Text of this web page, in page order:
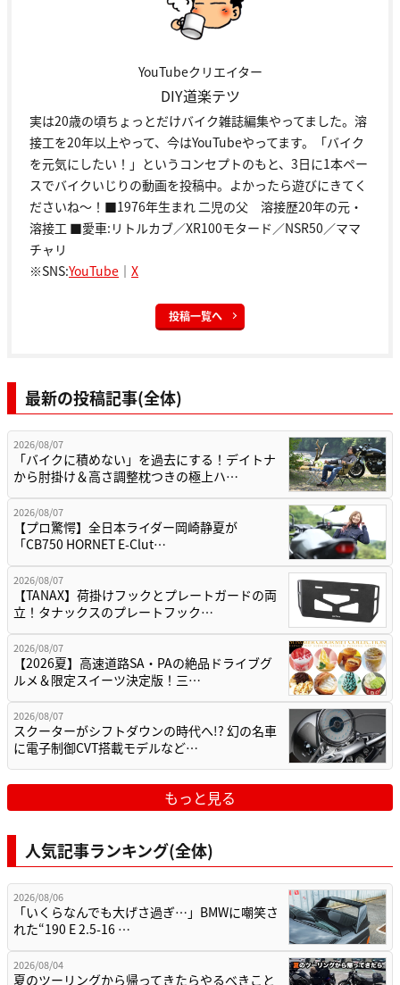
YouTubeクリエイター
DIY道楽テツ
実は20歳の頃ちょっとだけバイク雑誌編集やってました。溶
接工を20年以上やって、今はYouTubeやってます。「バイク
を元気にしたい！」というコンセプトのもと、3日に1本ペー
スでバイクいじりの動画を投稿中。よかったら遊びにきてく
ださいね～！■1976年生まれ 二児の父 溶接歴20年の元・
溶接工 ■愛車:リトルカブ／XR100モタード／NSR50／ママ
チャリ
※SNS:YouTube ｜ X
投稿一覧へ
最新の投稿記事(全体)
2026/08/07
「バイクに積めない」を過去にする！デイトナ
から肘掛け＆高さ調整枕つきの極上ハ…
2026/08/07
【プロ驚愕】全日本ライダー岡崎静夏が
「CB750 HORNET E-Clut…
2026/08/07
【TANAX】荷掛けフックとプレートガードの両
立！タナックスのプレートフック…
2026/08/07
【2026夏】高速道路SA・PAの絶品ドライブグ
ルメ＆限定スイーツ決定版！三…
2026/08/07
スクーターがシフトダウンの時代へ!? 幻の名車
に電子制御CVT搭載モデルなど…
もっと見る
人気記事ランキング(全体)
2026/08/06
「いくらなんでも大げさ過ぎ…」BMWに嘲笑さ
れた“190 E 2.5-16 …
2026/08/04
夏のツーリングから帰ってきたらやるべきこと